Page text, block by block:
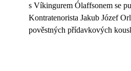
s Víkingurem Ólaffsonem se
Kontratenorista Jakub Józef
pověstných přídavkových